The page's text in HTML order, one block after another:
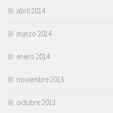
abril 2014
marzo 2014
enero 2014
noviembre 2013
octubre 2013